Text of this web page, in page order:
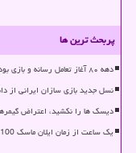
پربحث ترین ها
دهه ۸۰ آغاز تعامل رسانه و بازی بود
نسل جدید بازی سازان ایرانی از
دیسک ها را نکشید، اعتراض
یک ساعت از زمان ایلان ماسک 100 میلیون دلار می ارزد؟